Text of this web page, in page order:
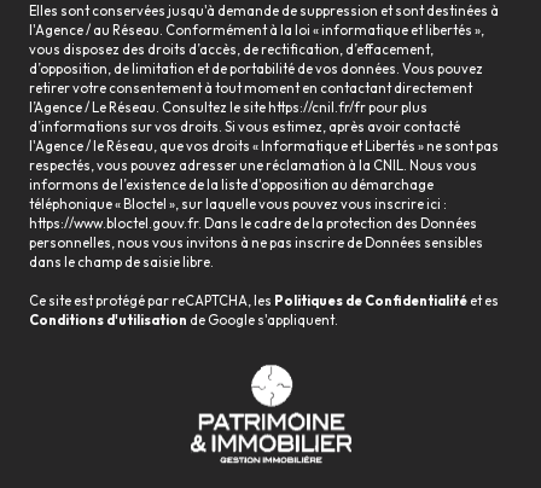
Elles sont conservées jusqu'à demande de suppression et sont destinées à
l'Agence / au Réseau. Conformément à la loi « informatique et libertés »,
vous disposez des droits d’accès, de rectification, d’effacement,
d’opposition, de limitation et de portabilité de vos données. Vous pouvez
retirer votre consentement à tout moment en contactant directement
l’Agence / Le Réseau. Consultez le site https://cnil.fr/frpour plus
d’informations sur vos droits. Si vous estimez, après avoir contacté
l'Agence / le Réseau, que vos droits « Informatique et Libertés » ne sont pas
respectés, vous pouvez adresser une réclamation à la CNIL. Nous vous
informons de l’existence de la liste d'opposition au démarchage
téléphonique « Bloctel », sur laquelle vous pouvez vous inscrire ici :
https://www.bloctel.gouv.fr. Dans le cadre de la protection des Données
personnelles, nous vous invitons à ne pas inscrire de Données sensibles
dans le champ de saisie libre.
Ce site est protégé par reCAPTCHA, les Politiques de Confidentialité et es
Conditions d'utilisation de Google s'appliquent.